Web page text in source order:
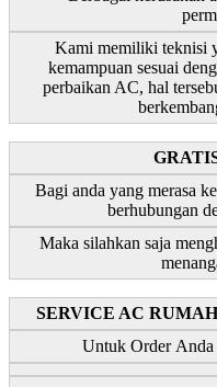
Kami memiliki teknisi
kemampuan sesuai
perbaikan AC, hal
Bagi anda yang merasa
berhubungan
Maka silahkan saja
SERVICE AC
Untuk Order